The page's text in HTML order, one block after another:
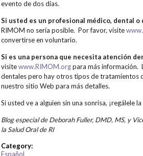
evento de dos días.
Si usted es un profesional médico, dental o
RIMOM no sería posible. Por favor, visite
convertirse en voluntario.
Si es una persona que necesita atención
visitewww.RIMOM.orgpara más información.
dentales pero hay otros tipos de tratamientos
nuestro sitio Web para más detalles.
Si usted ve a alguien sin una sonrisa, ¡regálele la
Blog especial de Deborah Fuller, DMD, MS, y
la Salud Oral de RI
Category:
Español